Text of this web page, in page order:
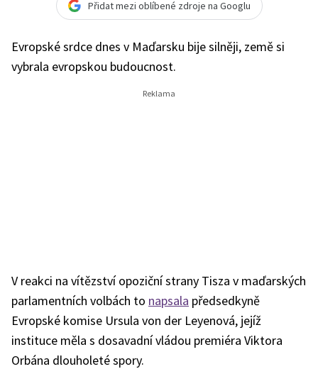
Přidat mezi oblíbené zdroje na Googlu
Evropské srdce dnes v Maďarsku bije silněji, země si
vybrala evropskou budoucnost.
V reakci na vítězství opoziční strany Tisza v maďarských
parlamentních volbách to napsala předsedkyně
Evropské komise Ursula von der Leyenová, jejíž
instituce měla s dosavadní vládou premiéra Viktora
Orbána dlouholeté spory.